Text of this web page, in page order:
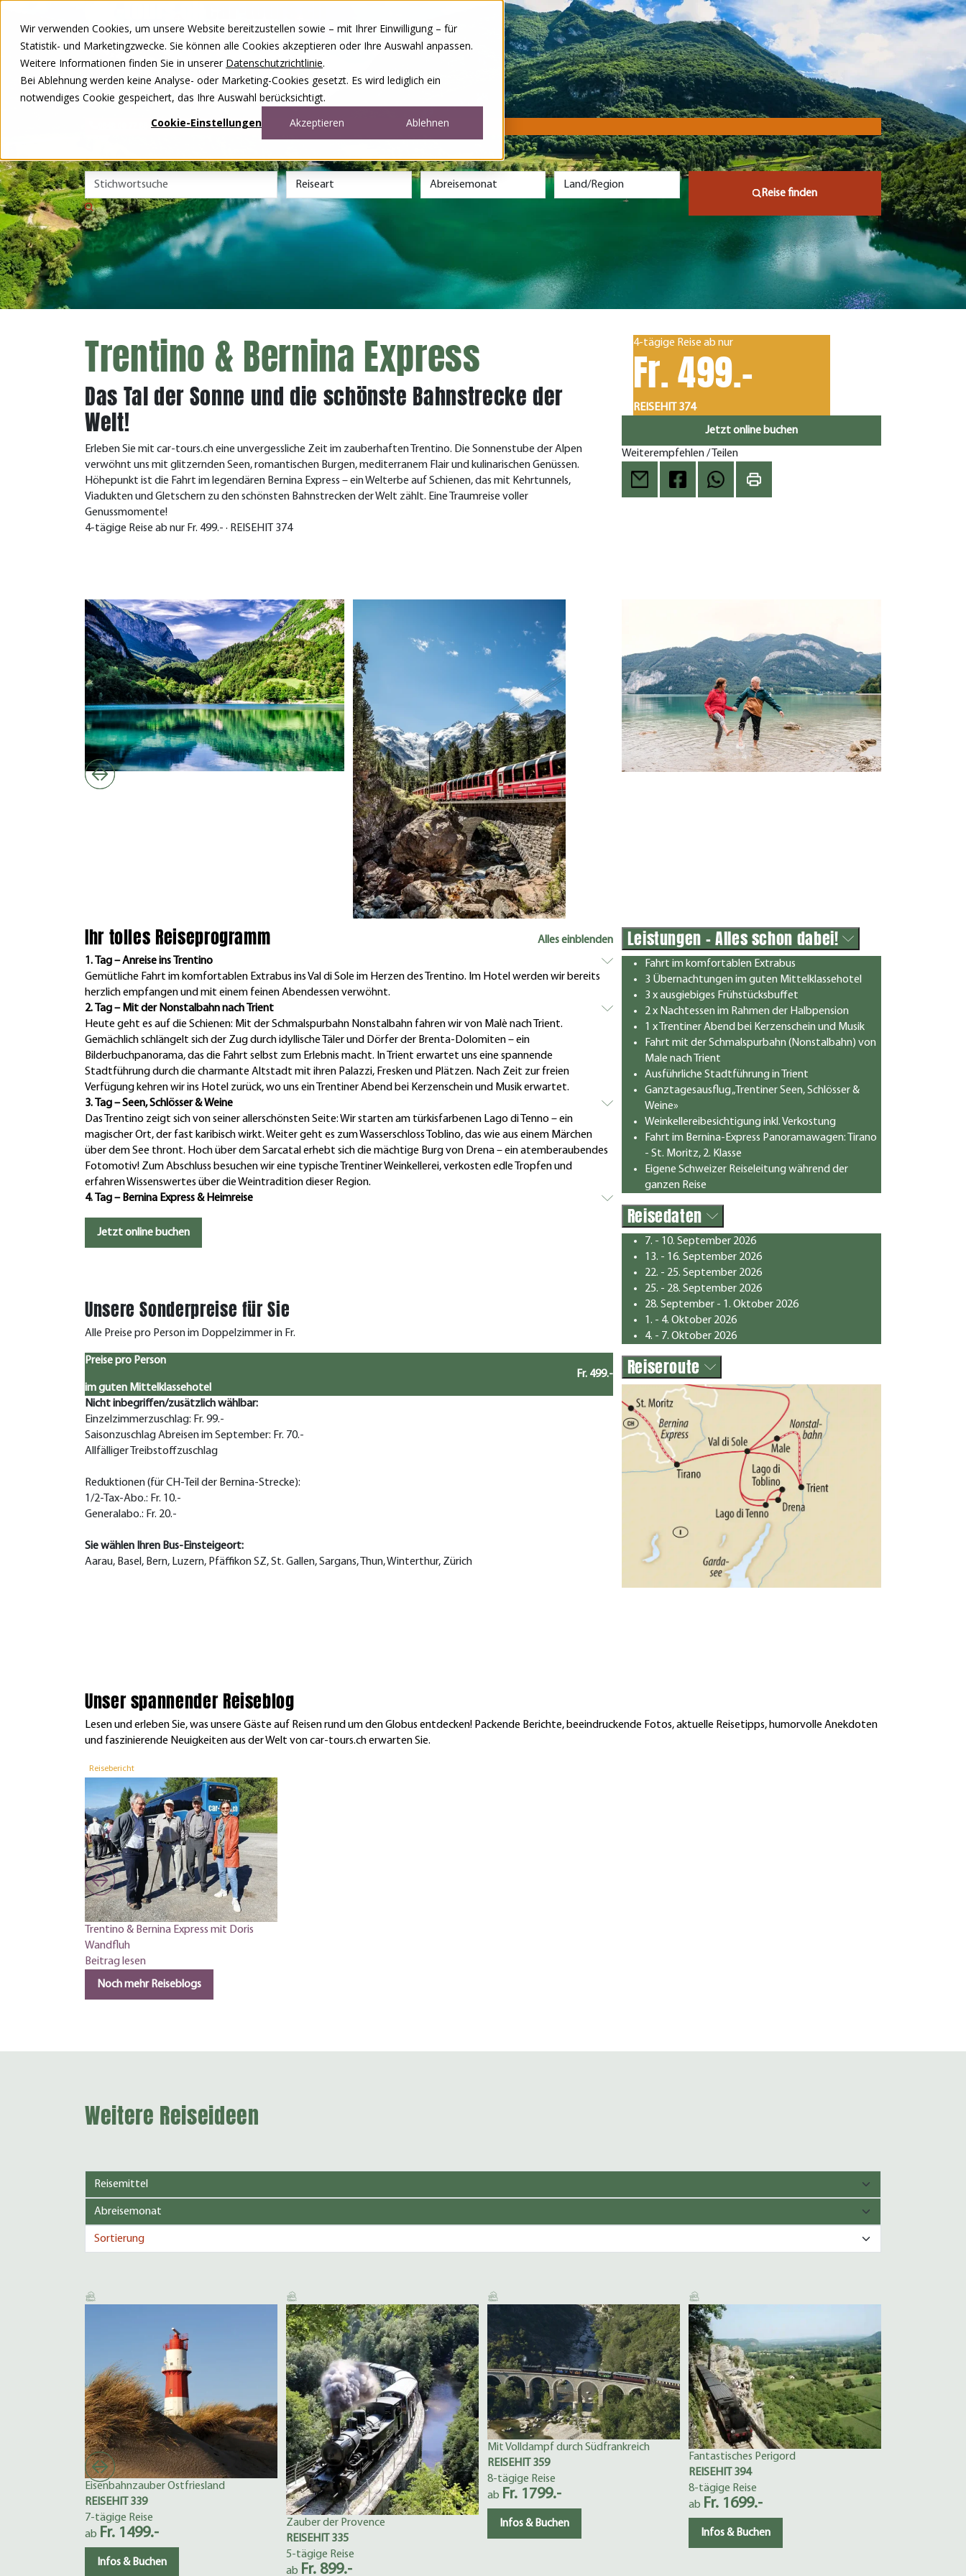
Wir verwenden Cookies, um unsere Website bereitzustellen sowie – mit Ihrer Einwilligung – für
Statistik- und Marketingzwecke. Sie können alle Cookies akzeptieren oder Ihre Auswahl anpassen.
Weitere Informationen finden Sie in unserer Datenschutzrichtlinie.
Bei Ablehnung werden keine Analyse- oder Marketing-Cookies gesetzt. Es wird lediglich ein
notwendiges Cookie gespeichert, das Ihre Auswahl berücksichtigt.
Cookie-Einstellungen
Akzeptieren Ablehnen
Unsere Reisen
Rund ums Reisen
Über uns
Kontakt
Wettbewerb
Reise finden
Trentino & Bernina Express
Das Tal der Sonne und die schönste Bahnstrecke der
Welt!
Erleben Sie mit car-tours.ch eine unvergessliche Zeit im zauberhaften Trentino. Die Sonnenstube der Alpen
verwöhnt uns mit glitzernden Seen, romantischen Burgen, mediterranem Flair und kulinarischen Genüssen.
Höhepunkt ist die Fahrt im legendären Bernina Express – ein Welterbe auf Schienen, das mit Kehrtunnels,
Viadukten und Gletschern zu den schönsten Bahnstrecken der Welt zählt. Eine Traumreise voller
Genussmomente!
4-tägige Reise ab nur Fr. 499.- · REISEHIT 374
4-tägige Reise ab nur
Fr. 499.-
REISEHIT 374
Jetzt online buchen
Weiterempfehlen / Teilen
Ihr tolles Reiseprogramm
Alles einblenden
1. Tag – Anreise ins Trentino
Gemütliche Fahrt im komfortablen Extrabus ins Val di Sole im Herzen des Trentino. Im Hotel werden wir bereits
herzlich empfangen und mit einem feinen Abendessen verwöhnt.
2. Tag – Mit der Nonstalbahn nach Trient
Heute geht es auf die Schienen: Mit der Schmalspurbahn Nonstalbahn fahren wir von Malè nach Trient.
Gemächlich schlängelt sich der Zug durch idyllische Täler und Dörfer der Brenta-Dolomiten – ein
Bilderbuchpanorama, das die Fahrt selbst zum Erlebnis macht. In Trient erwartet uns eine spannende
Stadtführung durch die charmante Altstadt mit ihren Palazzi, Fresken und Plätzen. Nach Zeit zur freien
Verfügung kehren wir ins Hotel zurück, wo uns ein Trentiner Abend bei Kerzenschein und Musik erwartet.
3. Tag – Seen, Schlösser & Weine
Das Trentino zeigt sich von seiner allerschönsten Seite: Wir starten am türkisfarbenen Lago di Tenno – ein
magischer Ort, der fast karibisch wirkt. Weiter geht es zum Wasserschloss Toblino, das wie aus einem Märchen
über dem See thront. Hoch über dem Sarcatal erhebt sich die mächtige Burg von Drena – ein atemberaubendes
Fotomotiv! Zum Abschluss besuchen wir eine typische Trentiner Weinkellerei, verkosten edle Tropfen und
erfahren Wissenswertes über die Weintradition dieser Region.
4. Tag – Bernina Express & Heimreise
Jetzt online buchen
Unsere Sonderpreise für Sie
Alle Preise pro Person im Doppelzimmer in Fr.
Preise pro Person
im guten Mittelklassehotel
Fr. 499.-
Nicht inbegriffen/zusätzlich wählbar:
Einzelzimmerzuschlag: Fr. 99.-
Saisonzuschlag Abreisen im September: Fr. 70.-
Allfälliger Treibstoffzuschlag
Reduktionen (für CH-Teil der Bernina-Strecke):
1/2-Tax-Abo.: Fr. 10.-
Generalabo.: Fr. 20.-
Sie wählen Ihren Bus-Einsteigeort:
Aarau, Basel, Bern, Luzern, Pfäffikon SZ, St. Gallen, Sargans, Thun, Winterthur, Zürich
Leistungen - Alles schon dabei!
Fahrt im komfortablen Extrabus
3 Übernachtungen im guten Mittelklassehotel
3 x ausgiebiges Frühstücksbuffet
2 x Nachtessen im Rahmen der Halbpension
1 x Trentiner Abend bei Kerzenschein und Musik
Fahrt mit der Schmalspurbahn (Nonstalbahn) von
Male nach Trient
Ausführliche Stadtführung in Trient
Ganztagesausflug „Trentiner Seen, Schlösser &
Weine»
Weinkellereibesichtigung inkl. Verkostung
Fahrt im Bernina-Express Panoramawagen: Tirano
- St. Moritz, 2. Klasse
Eigene Schweizer Reiseleitung während der
ganzen Reise
Reisedaten
7. - 10. September 2026
13. - 16. September 2026
22. - 25. September 2026
25. - 28. September 2026
28. September - 1. Oktober 2026
1. - 4. Oktober 2026
4. - 7. Oktober 2026
Reiseroute
Unser spannender Reiseblog
Lesen und erleben Sie, was unsere Gäste auf Reisen rund um den Globus entdecken! Packende Berichte, beeindruckende Fotos, aktuelle Reisetipps, humorvolle Anekdoten
und faszinierende Neuigkeiten aus der Welt von car-tours.ch erwarten Sie.
Reisebericht
Trentino & Bernina Express mit Doris
Wandfluh
Beitrag lesen
Noch mehr Reiseblogs
Weitere Reiseideen
Eisenbahnzauber Ostfriesland
REISEHIT 339
7-tägige Reise
ab Fr. 1499.-
Infos & Buchen
Zauber der Provence
REISEHIT 335
5-tägige Reise
ab Fr. 899.-
Mit Volldampf durch Südfrankreich
REISEHIT 359
8-tägige Reise
ab Fr. 1799.-
Infos & Buchen
Fantastisches Perigord
REISEHIT 394
8-tägige Reise
ab Fr. 1699.-
Infos & Buchen